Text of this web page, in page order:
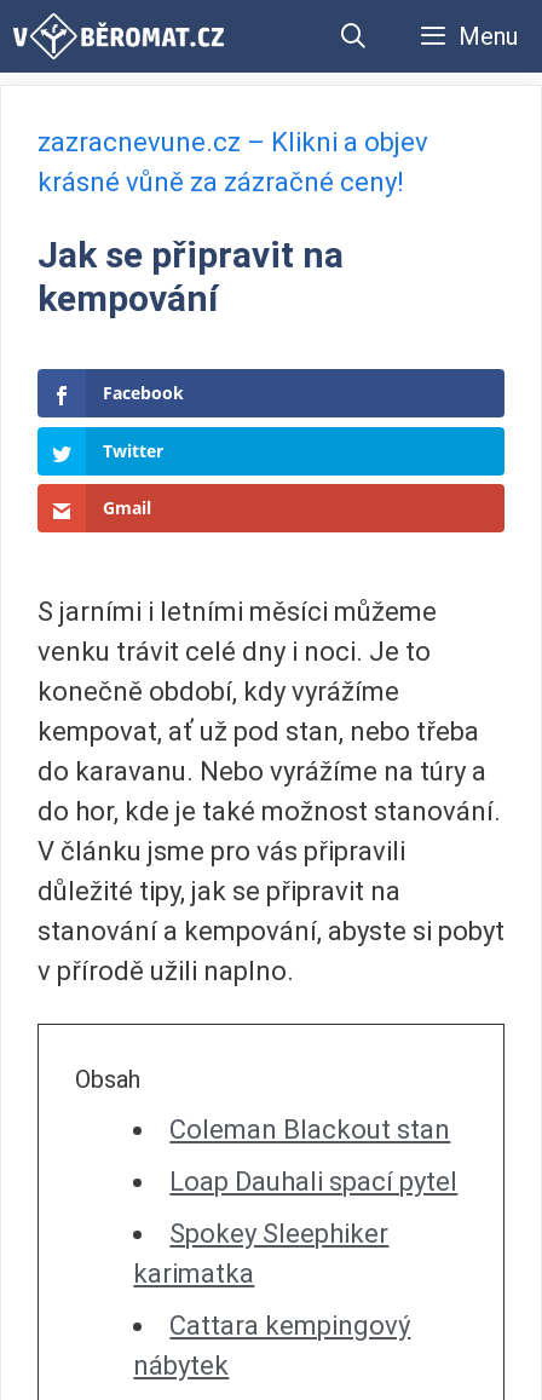
Přeskočit
Menu
zazracnevune.cz – Klikni a objev
krásné vůně za zázračné ceny!
Jak se připravit na
kempování
Facebook
Twitter
Gmail
S jarními i letními měsíci můžeme
venku trávit celé dny i noci. Je to
konečně období, kdy vyrážíme
kempovat, ať už pod stan, nebo třeba
do karavanu. Nebo vyrážíme na túry a
do hor, kde je také možnost stanování.
V článku jsme pro vás připravili
důležité tipy, jak se připravit na
stanování a kempování, abyste si pobyt
v přírodě užili naplno.
Obsah
Coleman Blackout stan
Loap Dauhali spací pytel
Spokey Sleephiker
karimatka
Cattara kempingový
nábytek